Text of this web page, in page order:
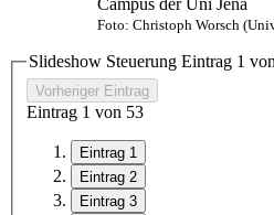
Foto: Christoph Worsch
Slideshow Steuerung Eintrag 1 von
Vorheriger Eintrag
Eintrag 1 von 53
Eintrag 1
Eintrag 2
Eintrag 3